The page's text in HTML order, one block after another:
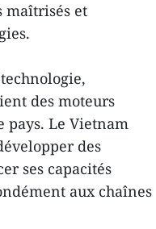
maîtrisés et
des moteurs
pays. Le Vietnam
des
ses capacités
aux chaînes